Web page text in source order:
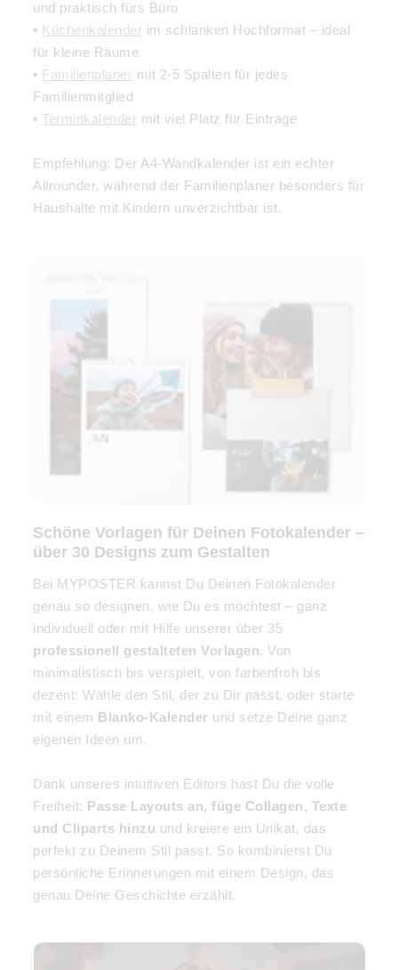
und praktisch fürs Büro
• Küchenkalender im schlanken Hochformat – ideal
für kleine Räume
• Familienplaner mit 2-5 Spalten für jedes
Familienmitglied
• Terminkalender mit viel Platz für Einträge
Empfehlung: Der A4-Wandkalender ist ein echter
Allrounder, während der Familienplaner besonders für
Haushalte mit Kindern unverzichtbar ist.
Schöne Vorlagen für Deinen Fotokalender –
über 30 Designs zum Gestalten
Bei MYPOSTER kannst Du Deinen Fotokalender
genau so designen, wie Du es möchtest – ganz
individuell oder mit Hilfe unserer über 35
professionell gestalteten Vorlagen. Von
minimalistisch bis verspielt, von farbenfroh bis
dezent: Wähle den Stil, der zu Dir passt, oder starte
mit einem Blanko-Kalender und setze Deine ganz
eigenen Ideen um.
Dank unseres intuitiven Editors hast Du die volle
Freiheit: Passe Layouts an, füge Collagen, Texte
und Cliparts hinzu und kreiere ein Unikat, das
perfekt zu Deinem Stil passt. So kombinierst Du
persönliche Erinnerungen mit einem Design, das
genau Deine Geschichte erzählt.